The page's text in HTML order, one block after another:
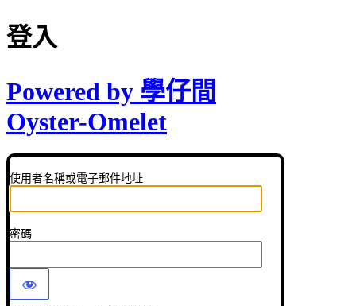
登入
Powered by 學仔間
Oyster-Omelet
使用者名稱或電子郵件地址
密碼